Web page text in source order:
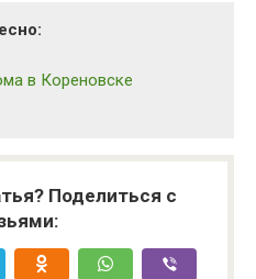
в Кореновске
Поделиться с